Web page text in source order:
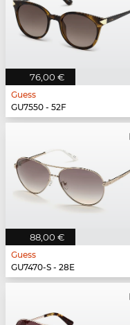
76,00 €
Guess
GU7550 - 52F
88,00 €
Guess
GU7470-S - 28E